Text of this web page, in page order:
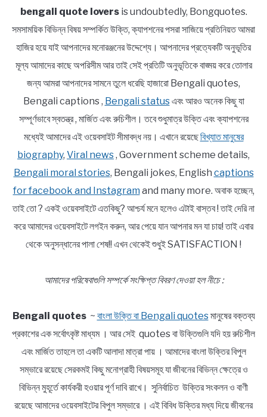
bengali quote loversis undoubtedly, Bongquotes.
সমসাময়িক বিভিন্ন বিষয় সম্পর্কিত উক্তি, ক্যাপশনের পসরা সাজিয়ে প্রতিনিয়ত আমরা
হাজির হয়ে যাই আপনাদের মনোরঞ্জনের উদ্দেশ্যে। আপনাদের প্রত্যেকটি অনুভূতির
মূল্য আমাদের কাছে অপরিসীম আর তাই সেই প্রতিটি অনুভূতিকে বাঙ্ময় করে তোলার
জন্য আমরা আপনাদের সামনে তুলে ধরেছি হাজারো Bengali quotes,
Bengali captions , Bengali statusএবং আরও অনেক কিছু যা
সম্পূর্ণভাবে স্বতন্ত্র , মার্জিত এবং রুচিশীল। তবে শুধুমাত্র উক্তি এবং ক্যাপশনের
মধ্যেই আমাদের এই ওয়েবসাইট সীমাবদ্ধ নয়। এখানে রয়েছেবিখ্যাত মানুষের
biography, Viral news, Government scheme details,
Bengali moral stories, Bengali jokes, English captions
for facebook and Instagram and many more. অবাক হচ্ছেন,
তাই তো ? একই ওয়েবসাইটে এতকিছু? আশ্চর্য মনে হলেও এটাই বাস্তব ! তাই দেরি না
করে আমাদের ওয়েবসাইটে লগইন করুন, আর পেয়ে যান আপনার মন যা চায়! তাই এবার
থেকে অনুসন্ধানের পালা শেষ!! এখন থেকেই শুধুই SATISFACTION !
আমাদের পরিষেবাগুলি সম্পর্কে সংক্ষিপ্ত বিবরণ দেওয়া হল নীচে :
Bengali quotes~ বাংলা উক্তি বা Bengali quotesমানুষের বক্তব্য
প্রকাশের এক সর্বোৎকৃষ্ট মাধ্যম । আর সেই quotes বা উক্তিগুলি যদি হয় রুচিশীল
এবং মার্জিত তাহলে তা একটি আলাদা মাত্রা পায় । আমাদের বাংলা উক্তির বিপুল
সম্ভারে রয়েছে সেরকমই কিছু মনোগ্রাহী বিষয়সমূহ যা জীবনের বিভিন্ন ক্ষেত্রে ও
বিভিন্ন মুহূর্তে কার্যকরী হওয়ার পূর্ণ দাবি রাখে। সুনির্বাচিত উক্তির সংকলন ও বাণী
রয়েছে আমাদের ওয়েবসাইটের বিপুল সম্ভারে । এই বিবিধ উক্তির মধ্য দিয়ে জীবনের